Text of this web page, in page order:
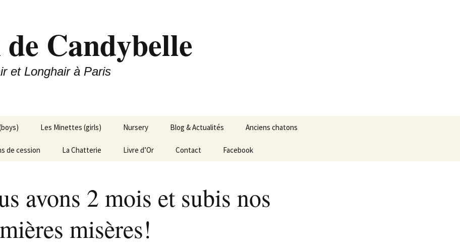
Candybelle
et Longhair à Paris
Les Minettes (girls) Nursery Blog & Actualités Anciens chatons
de cession La Chatterie Livre d’Or Contact Facebook
avons 2 mois et subis nos
misères!